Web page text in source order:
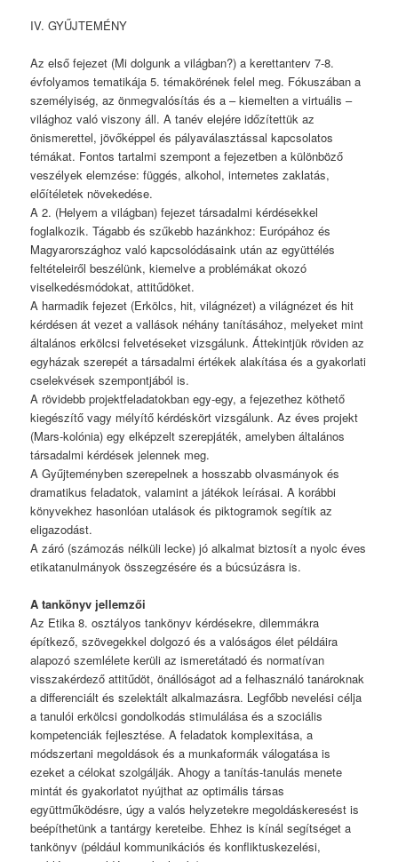
IV. GYŰJTEMÉNY
Az első fejezet (Mi dolgunk a világban?) a kerettanterv 7-8.
évfolyamos tematikája 5. témakörének felel meg. Fókuszában a
személyiség, az önmegvalósítás és a – kiemelten a virtuális –
világhoz való viszony áll. A tanév elejére időzítettük az
önismerettel, jövőképpel és pályaválasztással kapcsolatos
témákat. Fontos tartalmi szempont a fejezetben a különböző
veszélyek elemzése: függés, alkohol, internetes zaklatás,
előítéletek növekedése.
A 2. (Helyem a világban) fejezet társadalmi kérdésekkel
foglalkozik. Tágabb és szűkebb hazánkhoz: Európához és
Magyarországhoz való kapcsolódásaink után az együttélés
feltételeiről beszélünk, kiemelve a problémákat okozó
viselkedésmódokat, attitűdöket.
A harmadik fejezet (Erkölcs, hit, világnézet) a világnézet és hit
kérdésen át vezet a vallások néhány tanításához, melyeket mint
általános erkölcsi felvetéseket vizsgálunk. Áttekintjük röviden az
egyházak szerepét a társadalmi értékek alakítása és a gyakorlati
cselekvések szempontjából is.
A rövidebb projektfeladatokban egy-egy, a fejezethez köthető
kiegészítő vagy mélyítő kérdéskört vizsgálunk. Az éves projekt
(Mars-kolónia) egy elképzelt szerepjáték, amelyben általános
társadalmi kérdések jelennek meg.
A Gyűjteményben szerepelnek a hosszabb olvasmányok és
dramatikus feladatok, valamint a játékok leírásai. A korábbi
könyvekhez hasonlóan utalások és piktogramok segítik az
eligazodást.
A záró (számozás nélküli lecke) jó alkalmat biztosít a nyolc éves
etikatanulmányok összegzésére és a búcsúzásra is.
A tankönyv jellemzői
Az Etika 8. osztályos tankönyv kérdésekre, dilemmákra
építkező, szövegekkel dolgozó és a valóságos élet példáira
alapozó szemlélete kerüli az ismeretátadó és normatívan
visszakérdező attitűdöt, önállóságot ad a felhasználó tanároknak
a differenciált és szelektált alkalmazásra. Legfőbb nevelési célja
a tanulói erkölcsi gondolkodás stimulálása és a szociális
kompetenciák fejlesztése. A feladatok komplexitása, a
módszertani megoldások és a munkaformák válogatása is
ezeket a célokat szolgálják. Ahogy a tanítás-tanulás menete
mintát és gyakorlatot nyújthat az optimális társas
együttműködésre, úgy a valós helyzetekre megoldáskeresést is
beépíthetünk a tantárgy kereteibe. Ehhez is kínál segítséget a
tankönyv (például kommunikációs és konfliktuskezelési,